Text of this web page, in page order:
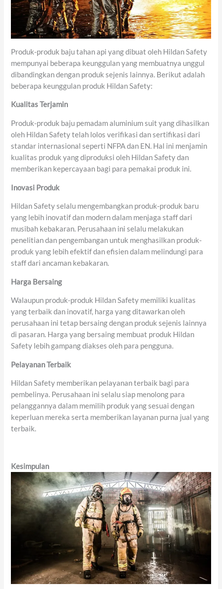
Produk-produk baju tahan api yang dibuat oleh Hildan Safety
mempunyai beberapa keunggulan yang membuatnya unggul
dibandingkan dengan produk sejenis lainnya. Berikut adalah
beberapa keunggulan produk Hildan Safety:
Kualitas Terjamin
Produk-produk baju pemadam aluminium suit yang dihasilkan
oleh Hildan Safety telah lolos verifikasi dan sertifikasi dari
standar internasional seperti NFPA dan EN. Hal ini menjamin
kualitas produk yang diproduksi oleh Hildan Safety dan
memberikan kepercayaan bagi para pemakai produk ini.
Inovasi Produk
Hildan Safety selalu mengembangkan produk-produk baru
yang lebih inovatif dan modern dalam menjaga staff dari
musibah kebakaran. Perusahaan ini selalu melakukan
penelitian dan pengembangan untuk menghasilkan produk-
produk yang lebih efektif dan efisien dalam melindungi para
staff dari ancaman kebakaran.
Harga Bersaing
Walaupun produk-produk Hildan Safety memiliki kualitas
yang terbaik dan inovatif, harga yang ditawarkan oleh
perusahaan ini tetap bersaing dengan produk sejenis lainnya
di pasaran. Harga yang bersaing membuat produk Hildan
Safety lebih gampang diakses oleh para pengguna.
Pelayanan Terbaik
Hildan Safety memberikan pelayanan terbaik bagi para
pembelinya. Perusahaan ini selalu siap menolong para
pelanggannya dalam memilih produk yang sesuai dengan
keperluan mereka serta memberikan layanan purna jual yang
terbaik.
Kesimpulan